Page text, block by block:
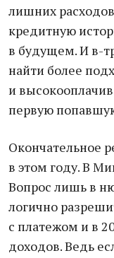
лишних
кредитную
в будущем. И в-
найти более
и
первую
Окончательное
в этом году. В
Вопрос лишь в
логично
с платежом и в
доходов. Ведь